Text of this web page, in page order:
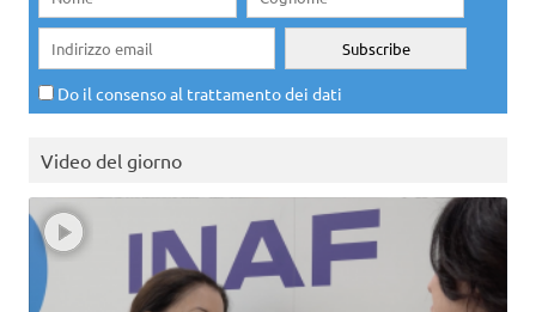
Do il consenso al trattamento dei dati
Video del giorno